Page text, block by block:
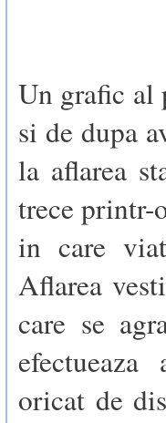
Un grafic al
si de dupa
la aflarea
trece printr-
in care
Aflarea
care se
oricat de